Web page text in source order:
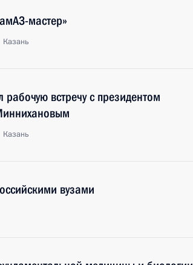
мастер»
Казань
встречу с президентом
Казань
вузами